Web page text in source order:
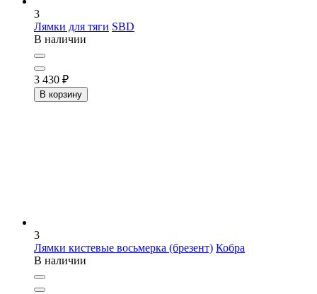
3
Лямки для тяги SBD
В наличии
3 430 ₽
В корзину
3
Лямки кистевые восьмерка (брезент) Кобра
В наличии